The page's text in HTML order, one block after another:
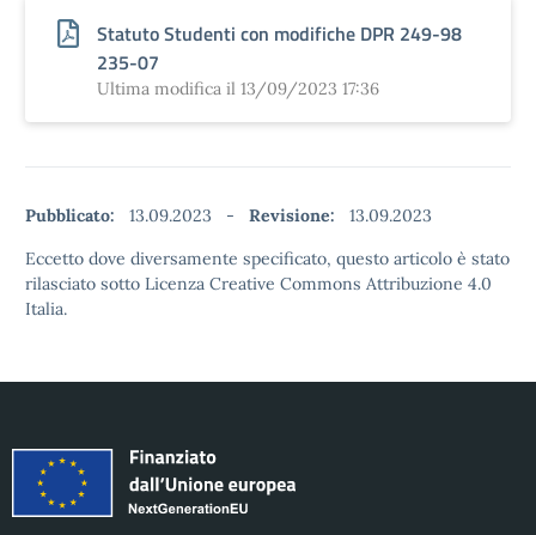
Statuto Studenti con modifiche DPR 249-98
235-07
Ultima modifica il 13/09/2023 17:36
Pubblicato: 13.09.2023 - Revisione:
13.09.2023
Eccetto dove diversamente specificato, questo articolo è stato
rilasciato sotto Licenza Creative Commons Attribuzione 4.0
Italia.